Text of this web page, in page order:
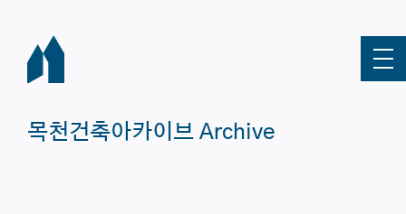
목천건축아카이브 Archive